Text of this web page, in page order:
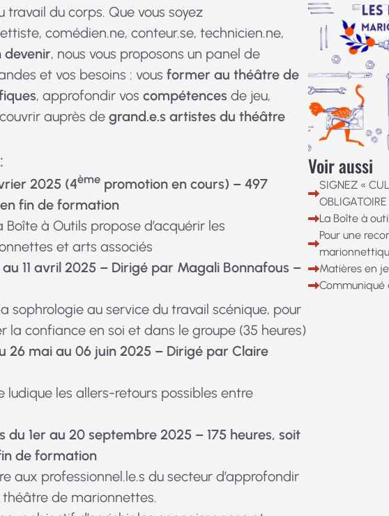
du corps. Que vous soyez
comédien.ne, conteur.se, technicien.ne,
devenir, nous vous proposons un panel de
et vos besoins : vousformer au théâtre de
, approfondir voscompétences de jeu,
auprès degrand.e.s artistes du théâtre
2025 (4ème promotion en cours) – 497
en fin de formation
à Outils propose d’acquérir les
et arts associés
11 avril 2025 – Dirigé par Magali Bonnafous –
sophrologie au service du travail scénique, pour
confiance en soi et dans le groupe (35 heures)
26 mai au 06 juin 2025 – Dirigé par Claire
les allers-retours possibles entre
du 1er au 20 septembre 2025 – 175 heures, soit
de formation
aux professionnel.le.s du secteur d’approfondir
de marionnettes.
Voir aussi
SIGNEZ «
OBLIGATOIRE
La Boîte à
Pour une
Matières en
Communiqué